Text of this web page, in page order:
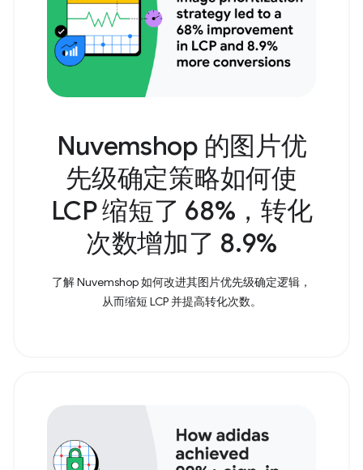
Nuvemshop 的图片优
先级确定策略如何使
LCP 缩短了 68%，转化
次数增加了 8.9%
了解 Nuvemshop 如何改进其图片优先级确定逻辑，
从而缩短 LCP 并提高转化次数。